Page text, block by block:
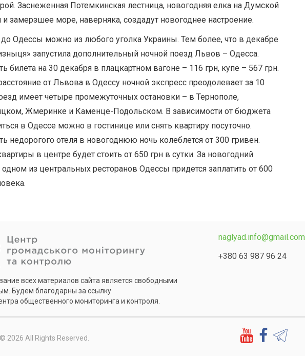
Заснеженная Потемкинская лестница, новогодняя елка на Думской
замерзшее море, наверняка, создадут новогоднее настроение.
Одессы можно из любого уголка Украины. Тем более, что в декабре
запустила дополнительный ночной поезд Львов – Одесса.
билета на 30 декабря в плацкартном вагоне – 116 грн, купе – 567 грн.
от Львова в Одессу ночной экспресс преодолевает за 10
имеет четыре промежуточных остановки – в Тернополе,
Жмеринке и Каменце-Подольском. В зависимости от бюджета
в Одессе можно в гостинице или снять квартиру посуточно.
недорогого отеля в новогоднюю ночь колеблется от 300 гривен.
в центре будет стоить от 650 грн в сутки. За новогодний
одном из центральных ресторанов Одессы придется заплатить от 600
всех материалов сайта является свободными
Будем благодарны за ссылку
общественного мониторинга и контроля.
naglyad.info@gmail.com
+380 63 987 96 24
2026 All Rights Reserved.